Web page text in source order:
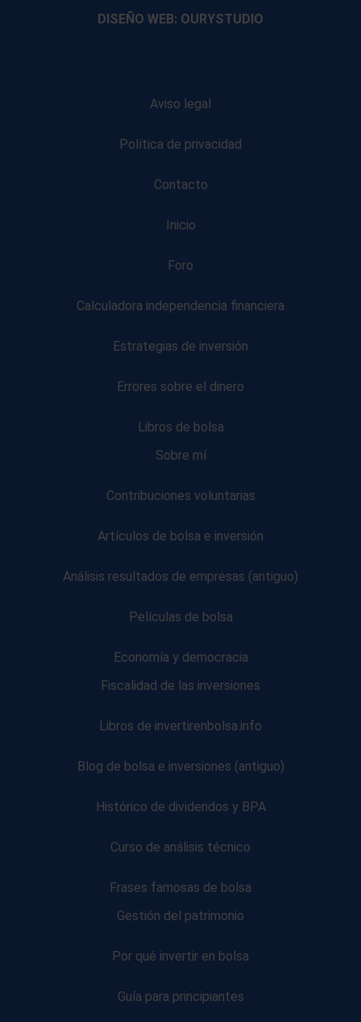
DISEÑO WEB: OURYSTUDIO
Aviso legal
Política de privacidad
Contacto
Inicio
Foro
Calculadora independencia financiera
Estrategias de inversión
Errores sobre el dinero
Libros de bolsa
Sobre mí
Contribuciones voluntarias
Artículos de bolsa e inversión
Análisis resultados de empresas (antiguo)
Películas de bolsa
Economía y democracia
Fiscalidad de las inversiones
Libros de invertirenbolsa.info
Blog de bolsa e inversiones (antiguo)
Histórico de dividendos y BPA
Curso de análisis técnico
Frases famosas de bolsa
Gestión del patrimonio
Por qué invertir en bolsa
Guía para principiantes